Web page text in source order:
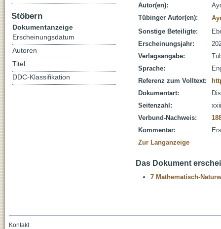
Autor(en):
Tübinger Autor(en):
Sonstige Beteiligte:
Erscheinungsjahr:
Verlagsangabe:
Sprache:
Referenz zum Volltext:
Dokumentart:
Seitenzahl:
Verbund-Nachweis:
Kommentar:
Zur Langanzeige
Das Dokument
7 Mathematisch-
Stöbern
Dokumentanzeige
Erscheinungsdatum
Autoren
Titel
DDC-Klassifikation
Kontakt